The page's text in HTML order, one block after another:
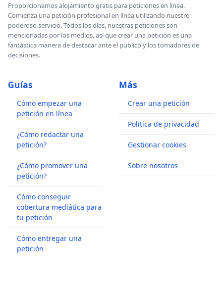
Proporcionamos alojamiento gratis para peticiones en línea.
Comienza una petición profesional en línea utilizando nuestro
poderoso servicio. Todos los días, nuestras peticiones son
mencionadas por los medios, así que crear una petición es una
fantástica manera de destacar ante el publico y los tomadores de
decisiones.
Guías
Cómo empezar una
petición en línea
¿Cómo redactar una
petición?
¿Cómo promover una
petición?
Cómo conseguir
cobertura mediática para
tu petición
Cómo entregar una
petición
Más
Crear una petición
Política de privacidad
Gestionar cookies
Sobre nosotros